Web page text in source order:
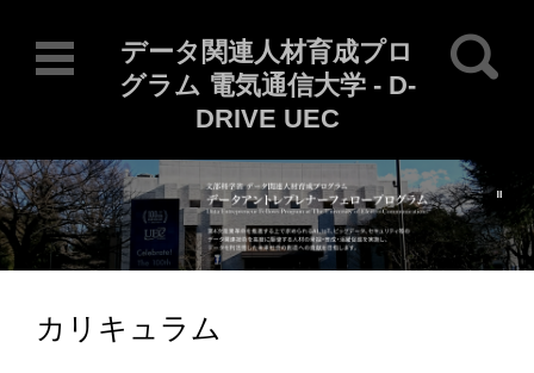
データ関連人材育成プロ
グラム 電気通信大学 - D-
DRIVE UEC
検索:
コンテンツに移動
カリキュラム